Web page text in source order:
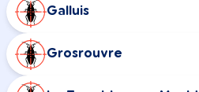
Galluis
Grosrouvre